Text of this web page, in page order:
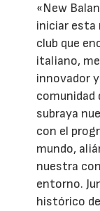
«New
iniciar esta
club que
italiano,
innovador
comunidad
subraya
con el
mundo,
nuestra
entorno.
histórico